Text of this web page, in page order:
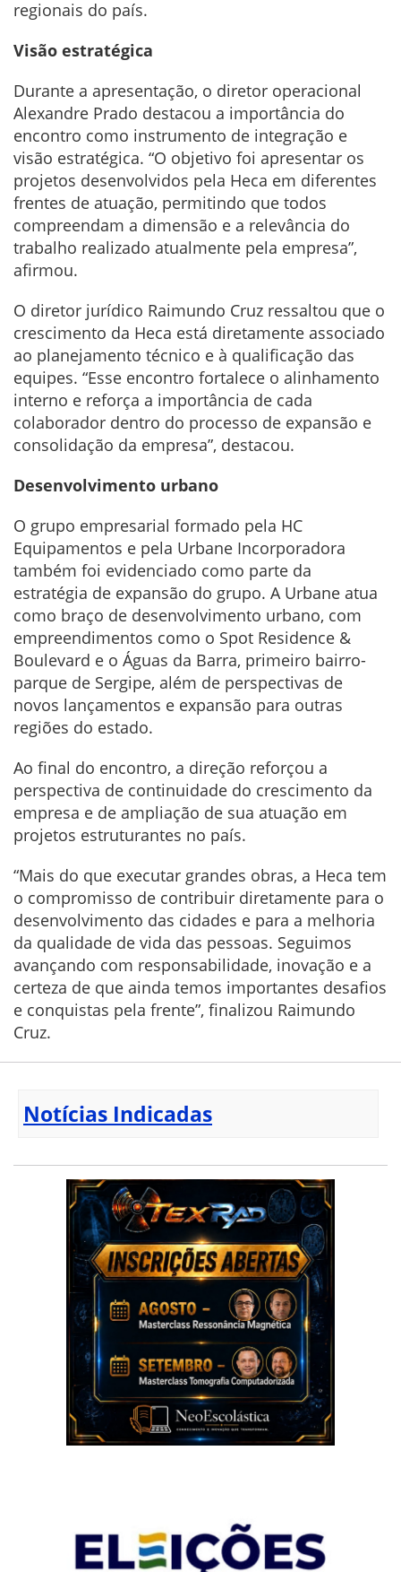
regionais do país.
Visão estratégica
Durante a apresentação, o diretor operacional
Alexandre Prado destacou a importância do
encontro como instrumento de integração e
visão estratégica. “O objetivo foi apresentar os
projetos desenvolvidos pela Heca em diferentes
frentes de atuação, permitindo que todos
compreendam a dimensão e a relevância do
trabalho realizado atualmente pela empresa”,
afirmou.
O diretor jurídico Raimundo Cruz ressaltou que o
crescimento da Heca está diretamente associado
ao planejamento técnico e à qualificação das
equipes. “Esse encontro fortalece o alinhamento
interno e reforça a importância de cada
colaborador dentro do processo de expansão e
consolidação da empresa”, destacou.
Desenvolvimento urbano
O grupo empresarial formado pela HC
Equipamentos e pela Urbane Incorporadora
também foi evidenciado como parte da
estratégia de expansão do grupo. A Urbane atua
como braço de desenvolvimento urbano, com
empreendimentos como o Spot Residence &
Boulevard e o Águas da Barra, primeiro bairro-
parque de Sergipe, além de perspectivas de
novos lançamentos e expansão para outras
regiões do estado.
Ao final do encontro, a direção reforçou a
perspectiva de continuidade do crescimento da
empresa e de ampliação de sua atuação em
projetos estruturantes no país.
“Mais do que executar grandes obras, a Heca tem
o compromisso de contribuir diretamente para o
desenvolvimento das cidades e para a melhoria
da qualidade de vida das pessoas. Seguimos
avançando com responsabilidade, inovação e a
certeza de que ainda temos importantes desafios
e conquistas pela frente”, finalizou Raimundo
Cruz.
Notícias Indicadas